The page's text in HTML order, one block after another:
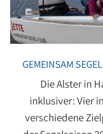
GEMEINSAM
Die Alster in
inklusiver: Vier
verschiedene